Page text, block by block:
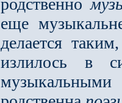
родственно
еще
делается
излилось в
музыкальными